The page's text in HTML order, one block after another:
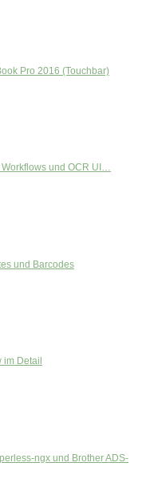
Pro 2016 (Touchbar)
und OCR UI…
und Barcodes
Detail
ngx und Brother ADS-